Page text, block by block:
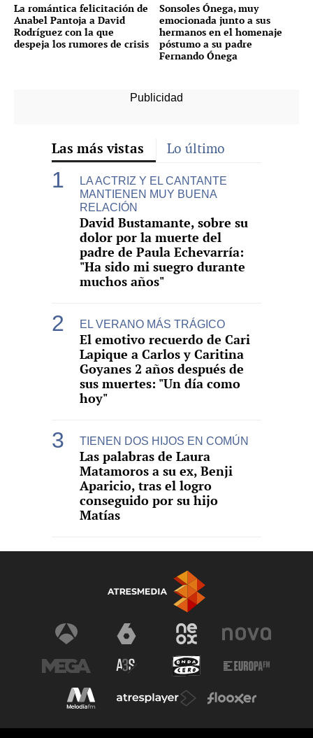
La romántica felicitación de
Anabel Pantoja a David
Rodríguez con la que
despeja los rumores de crisis
Sonsoles Ónega, muy
emocionada junto a sus
hermanos en el homenaje
póstumo a su padre
Fernando Ónega
Las más vistas Lo último
LA ACTRIZ Y EL CANTANTE
MANTIENEN MUY BUENA
RELACIÓN
David Bustamante, sobre su
dolor por la muerte del
padre de Paula Echevarría:
"Ha sido mi suegro durante
muchos años"
EL VERANO MÁS TRÁGICO
El emotivo recuerdo de Cari
Lapique a Carlos y Caritina
Goyanes 2 años después de
sus muertes: "Un día como
hoy"
TIENEN DOS HIJOS EN COMÚN
Las palabras de Laura
Matamoros a su ex, Benji
Aparicio, tras el logro
conseguido por su hijo
Matías